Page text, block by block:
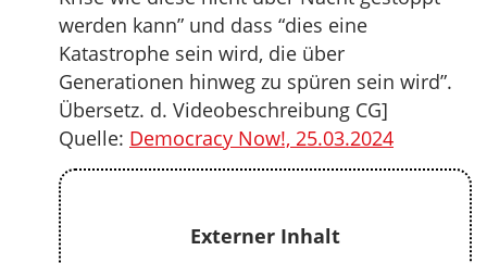
werden kann” und dass “dies eine
Katastrophe sein wird, die über
Generationen hinweg zu spüren sein wird”.
Übersetz. d. Videobeschreibung CG]
Quelle: Democracy Now!, 25.03.2024
Externer Inhalt